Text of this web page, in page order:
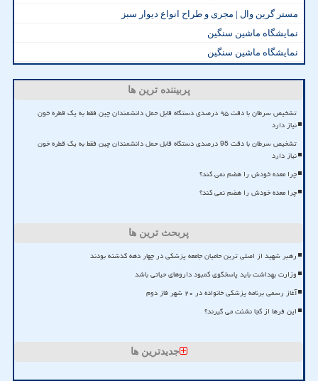
مستر گرین وال | مجری و طراح انواع دیوار سبز
نمایشگاه ماشین سنگین
نمایشگاه ماشین سنگین
پربیننده ترین ها
تشخیص سرطان با دقت ۹۵ درصدی دستگاه قابل حمل دانشمندان چین فقط به یک قطره خون
نیاز دارد
تشخیص سرطان با دقت 95 درصدی دستگاه قابل حمل دانشمندان چین فقط به یک قطره خون
نیاز دارد
چرا معده خودش را هضم نمی کند؟
چرا معده خودش را هضم نمی کند؟
پربحث ترین ها
رهبر شهید از اصلی ترین حامیان جامعه پزشکی در چهار دهه گذشته بودند
وزارت بهداشت باید پاسخگوی کمبود داروهای حیاتی باشد
آغاز رسمی برنامه پزشکی خانواده در ۲۰ شهر فاز دوم
این فرها از کجا نشئت می گیرند؟
جدیدترین ها